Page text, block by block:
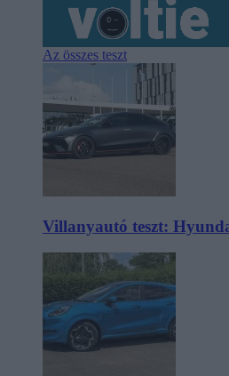
Az összes teszt
Villanyautó teszt: